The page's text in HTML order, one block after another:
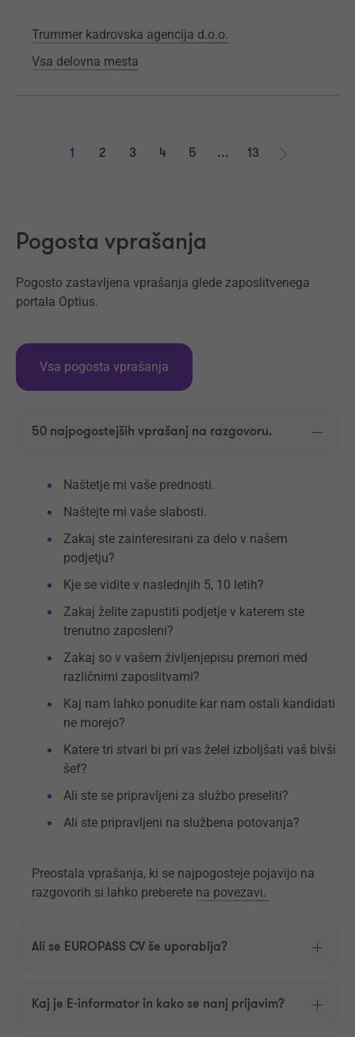
Trummer kadrovska agencija d.o.o.
Vsa delovna mesta
1 2 3 4 5 ...
13
Pogosta vprašanja
Pogosto zastavljena vprašanja glede zaposlitvenega
portala Optius.
Vsa pogosta vprašanja
50 najpogostejših vprašanj na razgovoru.
Naštetje mi vaše prednosti.
Naštejte mi vaše slabosti.
Zakaj ste zainteresirani za delo v našem
podjetju?
Kje se vidite v naslednjih 5, 10 letih?
Zakaj želite zapustiti podjetje v katerem ste
trenutno zaposleni?
Zakaj so v vašem življenjepisu premori med
različnimi zaposlitvami?
Kaj nam lahko ponudite kar nam ostali kandidati
ne morejo?
Katere tri stvari bi pri vas želel izboljšati vaš bivši
šef?
Ali ste se pripravljeni za službo preseliti?
Ali ste pripravljeni na službena potovanja?
Preostala vprašanja, ki se najpogosteje pojavijo na
razgovorih si lahko preberete na povezavi.
Ali se EUROPASS CV še uporablja?
Kaj je E-informator in kako se nanj prijavim?